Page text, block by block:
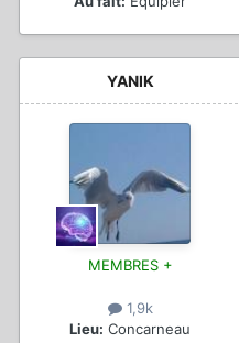
YANIK
MEMBRES +
1,9k
Lieu: Concarneau